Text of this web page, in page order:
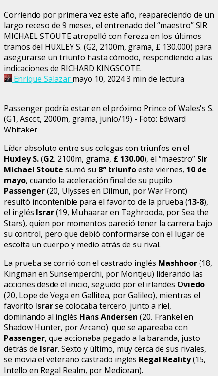
Corriendo por primera vez este año, reapareciendo de un
largo receso de 9 meses, el entrenado del “maestro” SIR
MICHAEL STOUTE atropelló con fiereza en los últimos
tramos del HUXLEY S. (G2, 2100m, grama, £ 130.000) para
asegurarse un triunfo hasta cómodo, respondiendo a las
indicaciones de RICHARD KINGSCOTE.
Enrique Salazar mayo 10, 20243 min de lectura
Passenger podría estar en el próximo Prince of Wales's S.
(G1, Ascot, 2000m, grama, junio/19) - Foto: Edward
Whitaker
Líder absoluto entre sus colegas con triunfos en el
Huxley S.(G2, 2100m, grama, £ 130.00), el “maestro” Sir
Michael Stoute sumó su 8° triunfoeste viernes, 10 de
mayo, cuando la aceleración final de su pupilo
Passenger(20, Ulysses en Dilmun, por War Front)
resultó incontenible para el favorito de la prueba (13-8),
el inglés Israr(19, Muhaarar en Taghrooda, por Sea the
Stars), quien por momentos pareció tener la carrera bajo
su control, pero que debió conformarse con el lugar de
escolta un cuerpo y medio atrás de su rival.
La prueba se corrió con el castrado inglés Mashhoor(18,
Kingman en Sunsemperchi, por Montjeu) liderando las
acciones desde el inicio, seguido por el irlandés Oviedo
(20, Lope de Vega en Gallitea, por Galileo), mientras el
favorito Israrse colocaba tercero, junto a riel,
dominando al inglés Hans Andersen (20, Frankel en
Shadow Hunter, por Arcano), que se apareaba con
Passenger, que accionaba pegado a la baranda, justo
detrás de Israr. Sexto y último, muy cerca de sus rivales,
se movía el veterano castrado inglés Regal Reality(15,
Intello en Regal Realm, por Medicean).